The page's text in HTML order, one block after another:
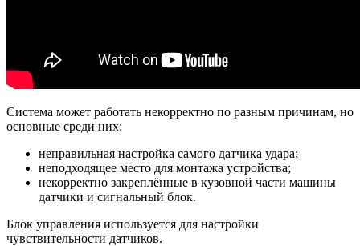
Система может работать некорректно по разным причинам, но
основные среди них:
неправильная настройка самого датчика удара;
неподходящее место для монтажа устройства;
некорректно закреплённые в кузовной части машины
датчики и сигнальный блок.
Блок управления используется для настройки
чувствительности датчиков.